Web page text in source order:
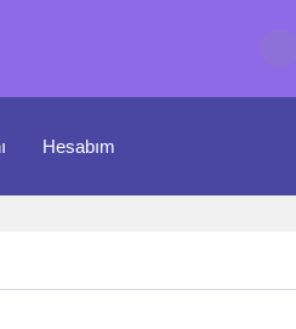
Hesabım